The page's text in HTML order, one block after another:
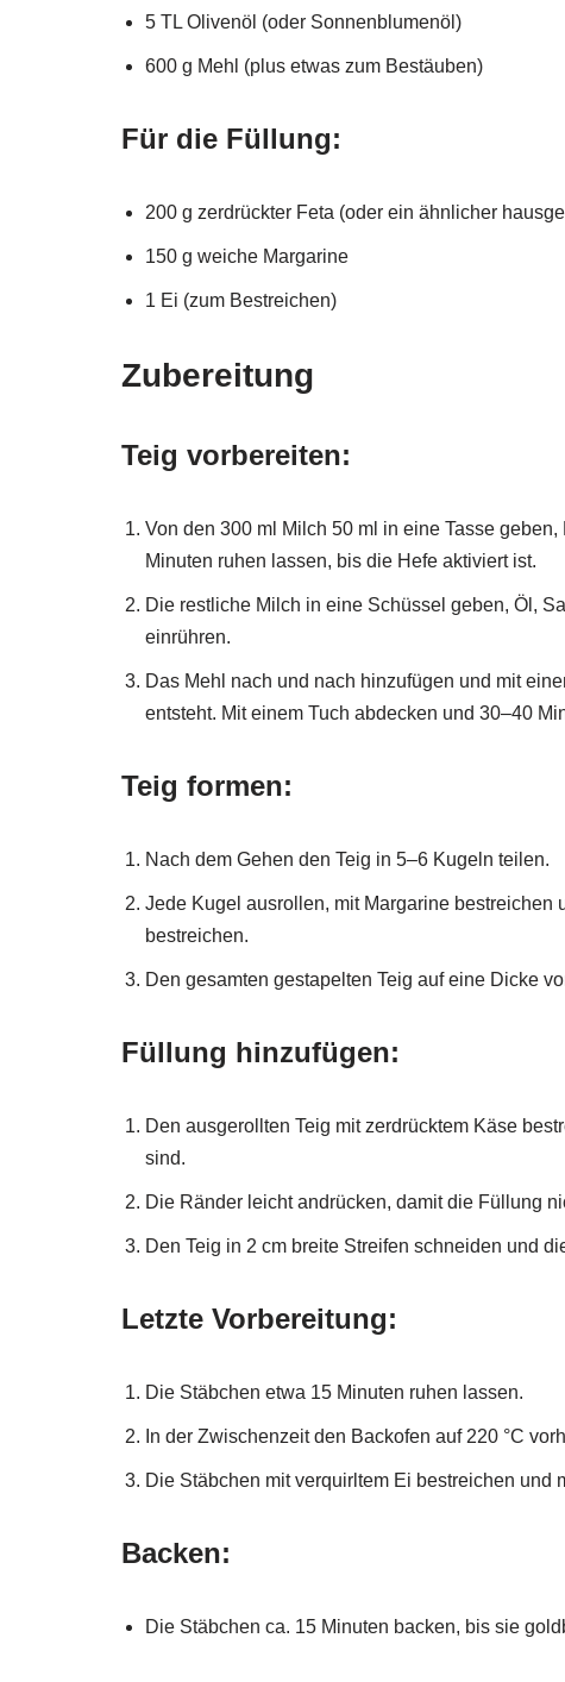
5 TL Olivenöl (oder Sonnenblumenöl)
600 g Mehl (plus etwas zum Bestäuben)
Für die Füllung:
200 g zerdrückter Feta (oder ein ähnlicher
150 g weiche Margarine
1 Ei (zum Bestreichen)
Zubereitung
Teig vorbereiten:
Von den 300 ml Milch 50 ml in eine Tasse
Minuten ruhen lassen, bis die Hefe aktiviert ist.
Die restliche Milch in eine Schüssel geben, Öl,
einrühren.
Das Mehl nach und nach hinzufügen und mit
entsteht. Mit einem Tuch abdecken und 30–40
Teig formen:
Nach dem Gehen den Teig in 5–6 Kugeln teilen.
Jede Kugel ausrollen, mit Margarine
bestreichen.
Den gesamten gestapelten Teig auf eine Dicke
Füllung hinzufügen:
Den ausgerollten Teig mit zerdrücktem Käse
sind.
Die Ränder leicht andrücken, damit die Füllung
Den Teig in 2 cm breite Streifen schneiden und
Letzte Vorbereitung:
Die Stäbchen etwa 15 Minuten ruhen lassen.
In der Zwischenzeit den Backofen auf 220 °C
Die Stäbchen mit verquirltem Ei bestreichen und
Backen:
Die Stäbchen ca. 15 Minuten backen, bis sie